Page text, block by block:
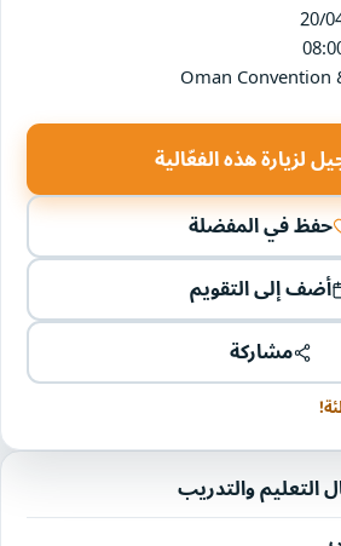
20/
Oman
لزيارة هذه الفعّالية
حفظ في المفضلة
أضف إلى التقويم
مشاركة
التعليم والتدريب